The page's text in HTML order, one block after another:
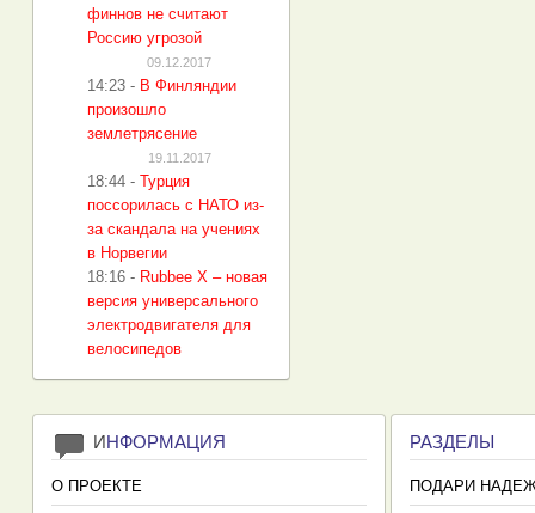
финнов не считают
Россию угрозой
09.12.2017
14:23 - В Финляндии
произошло
землетрясение
19.11.2017
18:44 - Турция
поссорилась с НАТО из-
за скандала на учениях
в Норвегии
18:16 - Rubbee X – новая
версия универсального
электродвигателя для
велосипедов
ИНФОРМАЦИЯ
О ПРОЕКТЕ
РАЗДЕЛЫ
ПОДАРИ